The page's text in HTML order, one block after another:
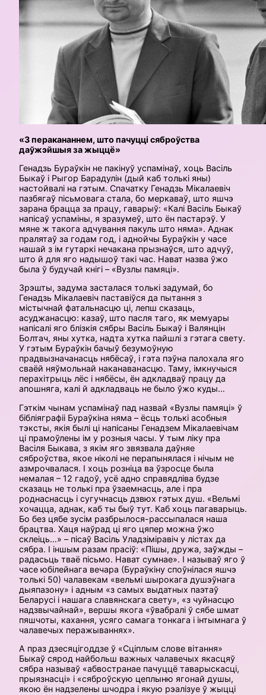
«З перакананнем, што пачуцці сяброўства
даўжэйшыя за жыццё»
Генадзь Бураўкін не пакінуў успамінаў, хоць Васіль
Быкаў і Рыгор Барадулін (дый каб толькі яны)
настойвалі на гэтым. Спачатку Генадзь Мікалаевіч
пазбягаў пісьмовага стала, бо меркаваў, што яшчэ
зарана брацца за працу, гаварыў: «Калі Васіль Быкаў
напісаў успаміны, я зразумеў, што ён пастарэў. У
мяне ж такога адчування пакуль што няма». Аднак
пралятаў за годам год, і аднойчы Бураўкін у часе
нашай з ім гутаркі нечакана прызнаўся, што адчуў,
што й для яго надышоў такі час. Нават назва ўжо
была ў будучай кнігі – «Вузлы памяці».
Зрэшты, задума засталася толькі задумай, бо
Генадзь Мікалаевіч паставіўся да пытання з
містычнай фатальнасцю ці, лепш ска­заць,
асуджанасцю: казаў, што пасля таго, як мемуары
напісалі яго блізкія сябры Васіль Быкаў і Валянцін
Болтач, яны хутка, надта хутка пайшлі з гэтага свету.
У гэтым Бураўкін бачыў безумоўную
прадвызначанасць нябёсаў, і гэта пэўна палохала яго
сваёй няўмоль­най наканаванасцю. Таму, імкнучыся
перахітрыць лёс і нябёсы, ён адкладваў працу да
апошняга, калі й адкладваць не было ўжо куды…
Гэткім чынам успамінаў пад назвай «Вузлы памяці» ў
бібліяграфіі Бураўкіна няма – ёсць толькі асобныя
тэксты, якія былі ці напісаны Генадзем Мікалаевічам
ці прамоўлены ім у розныя часы. У тым ліку пра
Васіля Быкава, з якім яго звязвала даўняе
сяброўства, якое ніколі не перапынялася і нічым не
азмрочвалася. І хоць розніца ва ўзросце была
немалая – 12 гадоў, усё адно справядліва будзе
сказаць не толькі пра ўзаемнасць, але і пра
роднаснасць і сугучнасць дзвюх гэтых душ. «Вельмі
хочацца, аднак, каб ты быў тут. Каб хоць пагаварыць.
Бо без цябе зусім разбрылося-рассыпалася наша
брацтва. Хаця наўрад ці яго цяпер можна ўжо
склеіць…» – пісаў Васіль Уладзіміравіч у лістах да
сябра. І іншым разам прасіў: «Пішы, дружа, заўжды –
радасьць тваё пісьмо. Нават сумнае». І называў яго ў
часе юбілейнага вечара (Бураўкіну споўнілася яшчэ
толькі 50) чалавекам «вельмі шырокага душэўнага
дыяпазону» і адным «з самых выдатных паэтаў
Беларусі і нашага славянскага свету», «з чуйнасцю
надзвычайнай», вершы якога «ўвабралі ў сябе шмат
пяшчоты, кахання, усяго самага тонкага і інтымнага ў
чалавечых перажываннях».
А праз дзесяцігоддзе ў «Сціплым слове вітання»
Быкаў сярод найбольш важных чалавечых якасцяў
сябра называў «абвостранае пачуццё таварыскасці,
прыязнасці» і «сяброўскую цеплыню ягонай душы,
якою ён надзелены шчодра і якую рэалізуе ў жыцці